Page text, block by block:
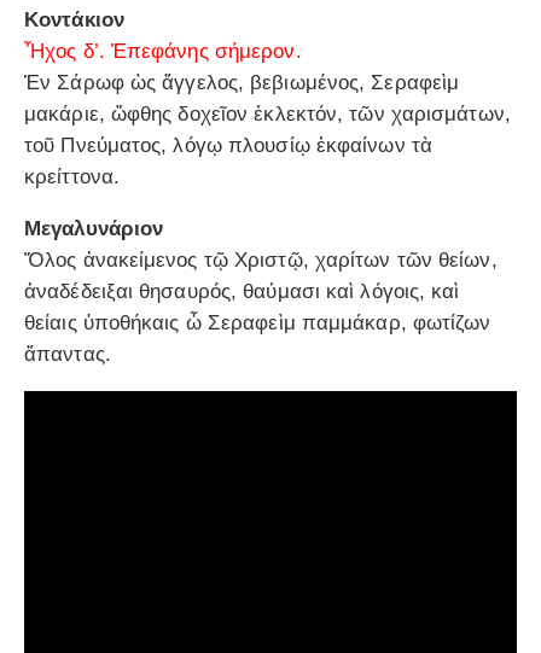
Κοντάκιον
Ἦχος δ’. Ἐπεφάνης σήμερον.
Ἐν Σάρωφ ὡς ἄγγελος, βεβιωμένος, Σεραφεὶμ
μακάριε, ὤφθης δοχεῖον ἐκλεκτόν, τῶν χαρισμάτων,
τοῦ Πνεύματος, λόγῳ πλουσίῳ ἐκφαίνων τὰ
κρείττονα.
Μεγαλυνάριον
Ὅλος ἀνακείμενος τῷ Χριστῷ, χαρίτων τῶν θείων,
ἀναδέδειξαι θησαυρός, θαύμασι καὶ λόγοις, καὶ
θείαις ὑποθήκαις ὦ Σεραφεὶμ παμμάκαρ, φωτίζων
ἅπαντας.